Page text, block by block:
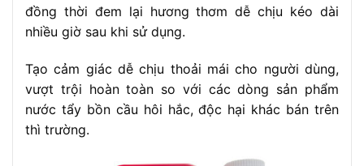
đồng thời đem lại hương thơm dễ chịu kéo dài
nhiều giờ sau khi sử dụng.
Tạo cảm giác dễ chịu thoải mái cho người dùng,
vượt trội hoàn toàn so với các dòng sản phẩm
nước tẩy bồn cầu hôi hắc, độc hại khác bán trên
thì trường.